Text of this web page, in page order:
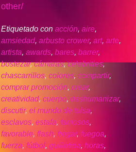
other/
Etiquetado con acción, aire,
amsiedad, arbusto crower, art, arte,
artista, awards, bares, barrer,
bostezar,cámaras,celebrities,
chascarrillos, colores, compartir,
comprar promoción, crear,
creatividad, cuerpo, deshumanizar,
discutir, el mundo de tulsa,
esclavos, estafa, famosos,
favorable, flash, fregar, fuegoa,
fuerza, fútbol, guillotina, horas,